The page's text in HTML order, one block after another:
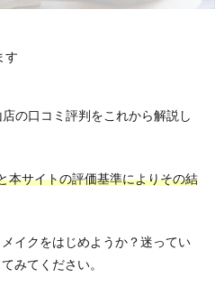
す
の口コミ評判をこれから解説し
本サイトの評価基準によりその結
イクをはじめようか？迷ってい
みてください。